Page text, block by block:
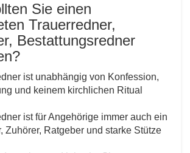
Sie einen
Trauerredner,
Bestattungsredner
ist unabhängig von Konfession,
und keinem kirchlichen Ritual
ist für Angehörige immer auch ein
Zuhörer, Ratgeber und starke Stütze